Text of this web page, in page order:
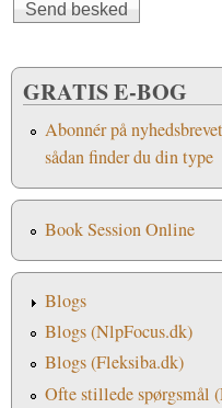
GRATIS E-BOG
Abonnér på
sådan finder du din type
Book Session Online
Blogs
Blogs (NlpFocus.dk)
Blogs (Fleksiba.dk)
Ofte stillede spørgsmål